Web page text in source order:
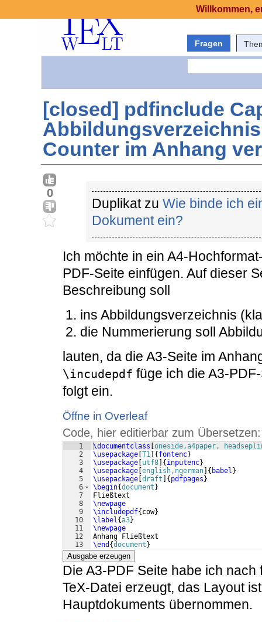
Fragen
[closed] pdfinclude
Counter im Anhang
0
Duplikat zu Wie binde ich
Dokument ein?
Ich möchte in ein A4-
PDF-Seite einfügen. Auf dieser
Beschreibung soll
ins Abbildungsverzeichnis
die Nummerierung soll
lauten, da die A3-Seite im
\incudepdf füge ich die A3-
folgt ein.
Öffne in Overleaf
Code, hier editierbar zum Übersetzen:
1
2
3
4
5
6
7
8
9
10
11
12
13
\documentclass [oneside,a4paper,
\usepackage [T1 ] {fontenc}
\usepackage [utf8] {inputenc}
\usepackage [english,ngerman] { babel }
\usepackage [draft ] {pdfpages}
\begin{document}
Fließtext
\newpage
\includepdf{cow}
\label {a3}
\newpage
Anhang Fließtext
\end {document}
Ausgabe erzeugen
Die A3-PDF Seite habe ich
TeX-Datei erzeugt, das Layout
Hauptdokuments übernommen.
Willkommen,